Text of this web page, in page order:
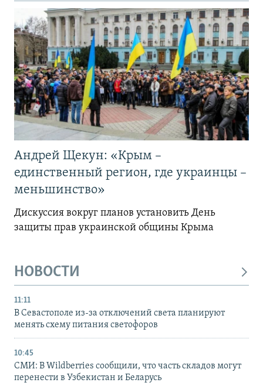
Андрей Щекун: «Крым –
единственный регион, где украинцы –
меньшинство»
Дискуссия вокруг планов установить День
защиты прав украинской общины Крыма
НОВОСТИ
11:11
В Севастополе из-за отключений света планируют
менять схему питания светофоров
10:45
СМИ: В Wildberries сообщили, что часть складов могут
перенести в Узбекистан и Беларусь